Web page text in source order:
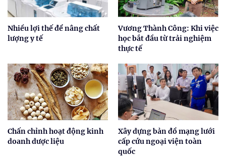
Nhiều lợi thế để nâng chất
lượng y tế
Vương Thành Công: Khi việc
học bắt đầu từ trải nghiệm
thực tế
Chấn chỉnh hoạt động kinh
doanh dược liệu
Xây dựng bản đồ mạng lưới
cấp cứu ngoại viện toàn
quốc